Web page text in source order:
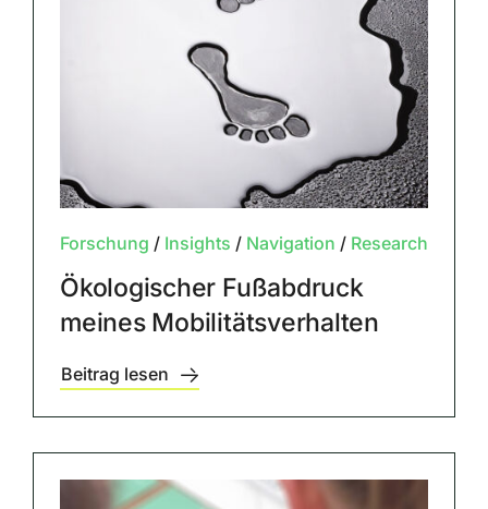
Forschung / Insights / Navigation / Research
Ökologischer Fußabdruck
meines Mobilitätsverhalten
Beitrag lesen